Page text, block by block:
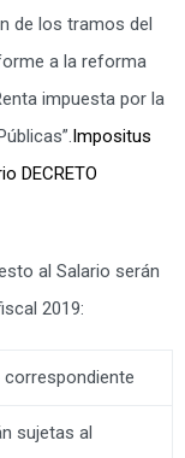
de los tramos del
a la reforma
impuesta por la
Impositus
DECRETO
al Salario serán
2019:
sujetas al